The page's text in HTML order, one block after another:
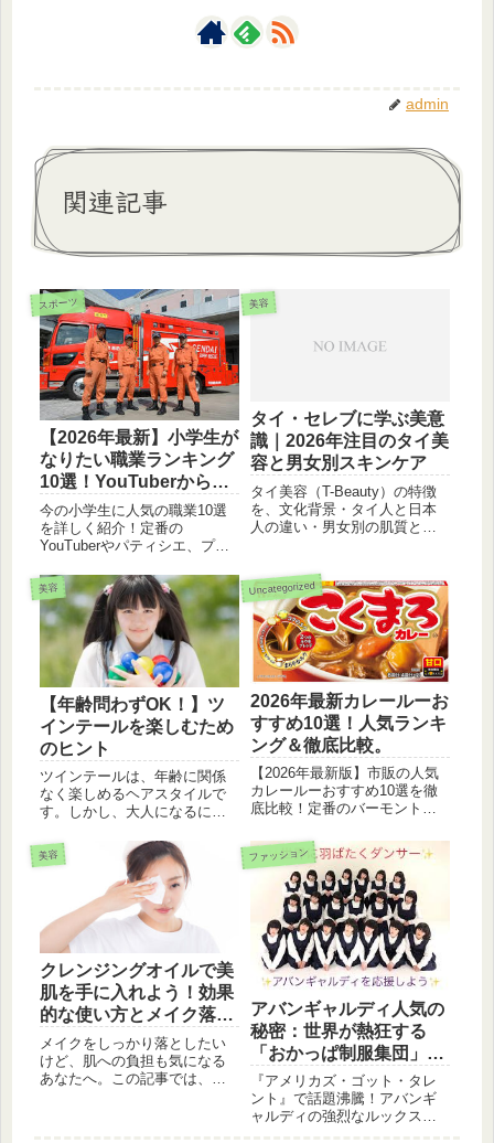
admin
関連記事
スポーツ
【2026年最新】小学生が
なりたい職業ランキング
10選！YouTuberから意
外な「会社員」まで人気
の理由を解説
今の小学生に人気の職業10選
を詳しく紹介！定番の
YouTuberやパティシエ、プロ
「会社員」が注目されている
のか？SNSの影響や教育環境
の変化から見える、現代の子
どもたちのリアルな夢と価値
観を教えますね。
美容
タイ・セレブに学ぶ美意
識｜2026年注目のタイ美
容と男女別スキンケア
タイ美容（T-Beauty）の特徴
を、文化背景・タイ人と日本
人の違い・男女別の肌質と目
際の注意点もわかりやすく紹
介します。
美容
【年齢問わずOK！】ツ
インテールを楽しむため
のヒント
ツインテールは、年齢に関係
なく楽しめるヘアスタイルで
す。しかし、大人になるにつ
いるかもしれません。そこで
今回は、大人でもツインテー
ルを楽しむためのヒントをご
紹介します。画像付きで分か
りやすく解説しているので、
ぜひ参考にしてみてくださ
い。
Uncategorized
2026年最新カレールーお
すすめ10選！人気ランキ
ング＆徹底比較。
【2026年最新版】市販の人気
カレールーおすすめ10選を徹
底比較！定番のバーモントや
薫る高級ルー、健康志向の無
添加までプロが激選。口コミ
評価や辛さ順、さらに劇的に
美味しくなる「黄金のブレン
ド方法」もご紹介します！
美容
クレンジングオイルで美
肌を手に入れよう！効果
的な使い方とメイク落と
し手順
メイクをしっかり落としたい
けど、肌への負担も気になる
あなたへ。この記事では、ク
ファッション
アバンギャルディ人気の
秘密：世界が熱狂する
「おかっぱ制服集団」の
正体
『アメリカズ・ゴット・タレ
ント』で話題沸騰！アバンギ
ャルディの強烈なルックス、